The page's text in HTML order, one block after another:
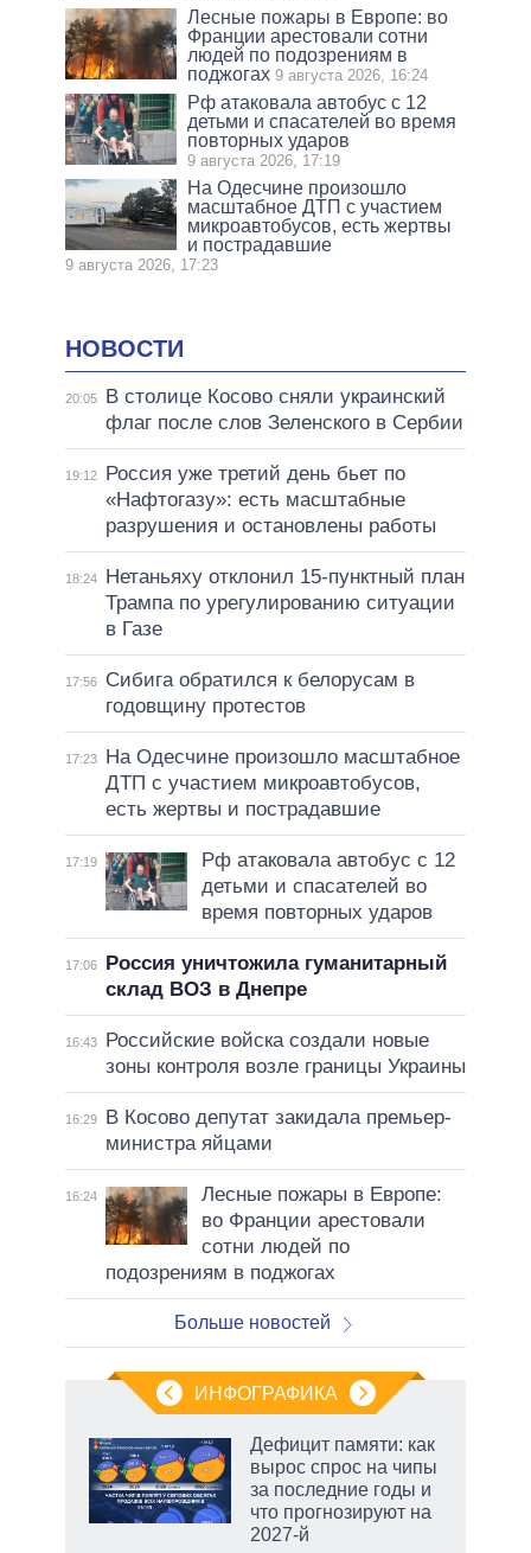
Лесные пожары в Европе: во
Франции арестовали сотни
людей по подозрениям в
поджогах 9 августа 2026, 16:24
Рф атаковала автобус с 12
детьми и спасателей во время
повторных ударов
9 августа 2026, 17:19
На Одесчине произошло
масштабное ДТП с участием
микроавтобусов, есть жертвы
и пострадавшие
9 августа 2026, 17:23
НОВОСТИ
20:05
В столице Косово сняли украинский
флаг после слов Зеленского в Сербии
19:12
Россия уже третий день бьет по
«Нафтогазу»: есть масштабные
разрушения и остановлены работы
18:24
Нетаньяху отклонил 15-пунктный план
Трампа по урегулированию ситуации
в Газе
17:56
Сибига обратился к белорусам в
годовщину протестов
17:23
На Одесчине произошло масштабное
ДТП с участием микроавтобусов,
есть жертвы и пострадавшие
17:19
Рф атаковала автобус с 12
детьми и спасателей во
время повторных ударов
17:06
Россия уничтожила гуманитарный
склад ВОЗ в Днепре
16:43
Российские войска создали новые
зоны контроля возле границы Украины
16:29
В Косово депутат закидала премьер-
министра яйцами
16:24
Лесные пожары в Европе:
во Франции арестовали
сотни людей по
подозрениям в поджогах
Больше новостей
ИНФОГРАФИКА
Дефицит памяти: как
вырос спрос на чипы
за последние годы и
что прогнозируют на
2027-й